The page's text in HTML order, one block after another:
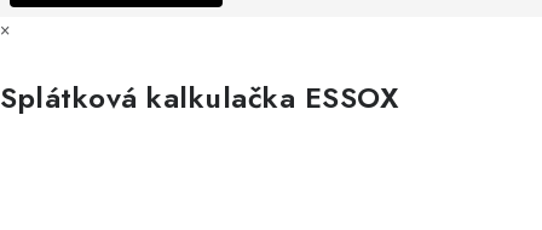
×
Splátková kalkulačka ESSOX